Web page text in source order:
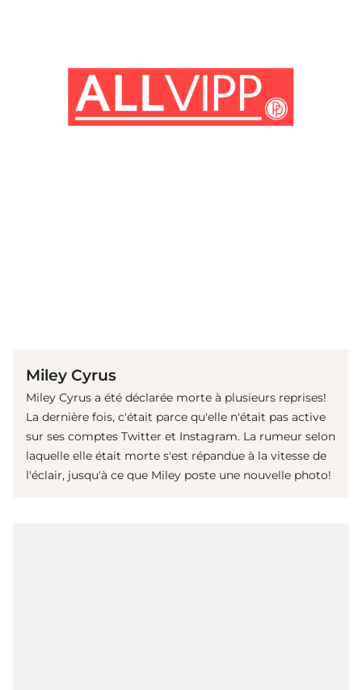
Miley Cyrus
Miley Cyrus a été déclarée morte à plusieurs reprises!
La dernière fois, c'était parce qu'elle n'était pas active
sur ses comptes Twitter et Instagram. La rumeur selon
laquelle elle était morte s'est répandue à la vitesse de
l'éclair, jusqu'à ce que Miley poste une nouvelle photo!